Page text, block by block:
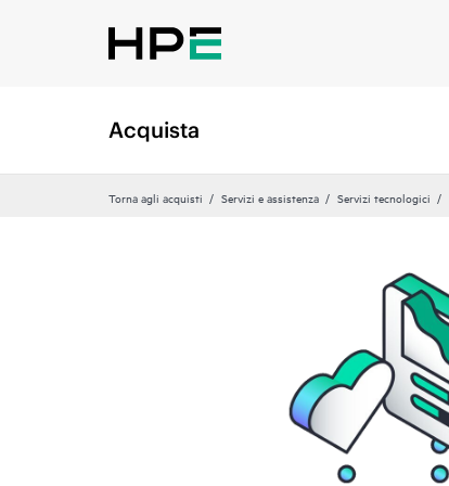
Acquista
Torna agli acquisti Servizi e assistenza Servizi tecnologici